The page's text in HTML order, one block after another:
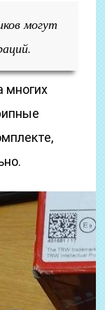
могут
многих